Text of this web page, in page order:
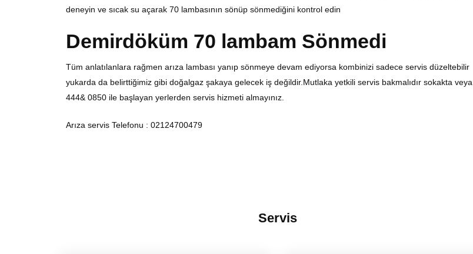
deneyin ve sıcak su açarak 70 lambasının sönüp sönmediğini kontrol edin
Demirdöküm 70 lambam Sönmedi
Tüm anlatılanlara rağmen arıza lambası yanıp sönmeye devam ediyorsa kombinizi sadece servis düzeltebilir
yukarda da belirttiğimiz gibi doğalgaz şakaya gelecek iş değildir.Mutlaka yetkili servis bakmalıdır sokakta veya
444& 0850 ile başlayan yerlerden servis hizmeti almayınız.
Arıza servis Telefonu : 02124700479
Servis